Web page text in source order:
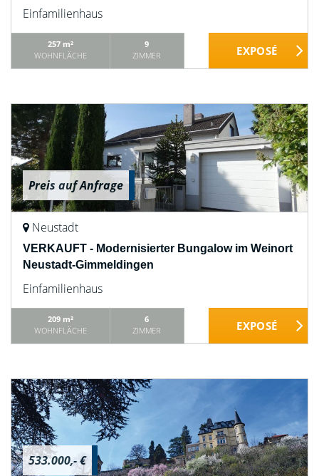
Einfamilienhaus
257 m²
WOHNFLÄCHE
9
ZIMMER
Preis auf Anfrage
Neustadt
VERKAUFT - Modernisierter Bungalow im Weinort
Neustadt-Gimmeldingen
Einfamilienhaus
209 m²
WOHNFLÄCHE
6
ZIMMER
533.000,- €